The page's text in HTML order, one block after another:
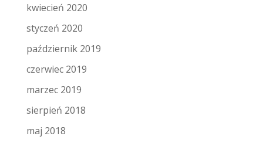
kwiecień 2020
styczeń 2020
październik 2019
czerwiec 2019
marzec 2019
sierpień 2018
maj 2018